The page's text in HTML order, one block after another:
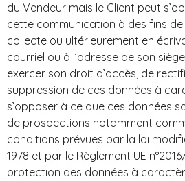
du Vendeur mais le Client peut
cette communication à des fins
collecte ou ultérieurement en
courriel ou à l’adresse de son
exercer son droit d’accès, de
suppression de ces données à
s’opposer à ce que ces données
de prospections notamment
conditions prévues par la loi
1978 et par le Règlement UE
protection des données à